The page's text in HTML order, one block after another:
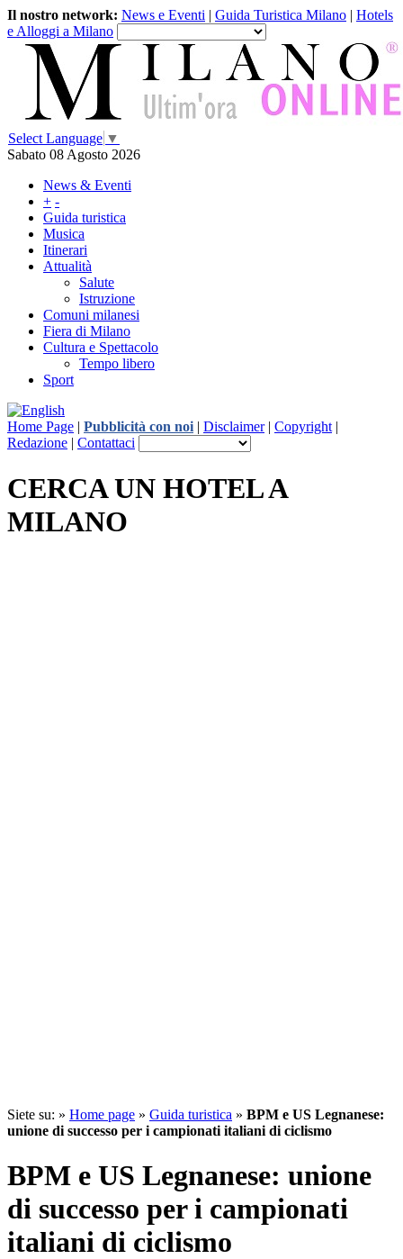
Il nostro network: News e Eventi | Guida Turistica Milano | Hotels
e Alloggi a Milano
Select Language ▼
Sabato 08 Agosto 2026
News & Eventi
+ -
Guida turistica
Musica
Itinerari
Attualità
Salute
Istruzione
Comuni milanesi
Fiera di Milano
Cultura e Spettacolo
Tempo libero
Sport
Home Page | Pubblicità con noi | Disclaimer| Copyright |
Redazione | Contattaci
CERCA UN HOTEL A
MILANO
Siete su: » Home page » Guida turistica » BPM e US Legnanese:
unione di successo per i campionati italiani di ciclismo
BPM e US Legnanese: unione
di successo per i campionati
italiani di ciclismo